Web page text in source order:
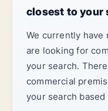
closest to your
We currently have
are looking for
your search.
commercial
your search